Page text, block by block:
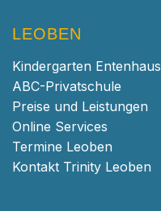
LEOBEN
Kindergarten Entenhaus
ABC-Privatschule
Preise und Leistungen
Online Services
Termine Leoben
Kontakt Trinity Leoben